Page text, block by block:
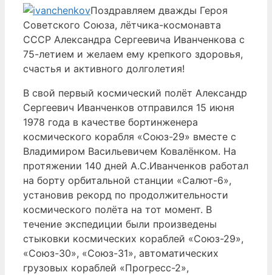
Поздравляем дважды Героя
Советского Союза, лётчика-космонавта
СССР Александра Сергеевича Иванченкова с
75-летием и желаем ему крепкого здоровья,
счастья и активного долголетия!
В свой первый космический полёт Александр
Сергеевич Иванченков отправился 15 июня
1978 года в качестве бортинженера
космического корабля «Союз-29» вместе с
Владимиром Васильевичем Ковалёнком. На
протяжении 140 дней А.С.Иванченков работал
на борту орбитальной станции «Салют-6»,
установив рекорд по продолжительности
космического полёта на тот момент. В
течение экспедиции были произведены
стыковки космических кораблей «Союз-29»,
«Союз-30», «Союз-31», автоматических
грузовых кораблей «Прогресс-2»,